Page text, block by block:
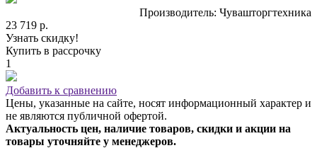
Производитель: Чувашторгтехника
23 719 р.
Узнать скидку!
Купить в рассрочку
1
Добавить к сравнению
Цены, указанные на сайте, носят информационный характер и
не являются публичной офертой.
Актуальность цен, наличие товаров, скидки и акции на
товары уточняйте у менеджеров.